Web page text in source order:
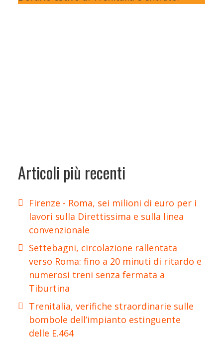
Articoli più recenti
Firenze - Roma, sei milioni di euro per i
lavori sulla Direttissima e sulla linea
convenzionale
Settebagni, circolazione rallentata
verso Roma: fino a 20 minuti di ritardo e
numerosi treni senza fermata a
Tiburtina
Trenitalia, verifiche straordinarie sulle
bombole dell’impianto estinguente
delle E.464